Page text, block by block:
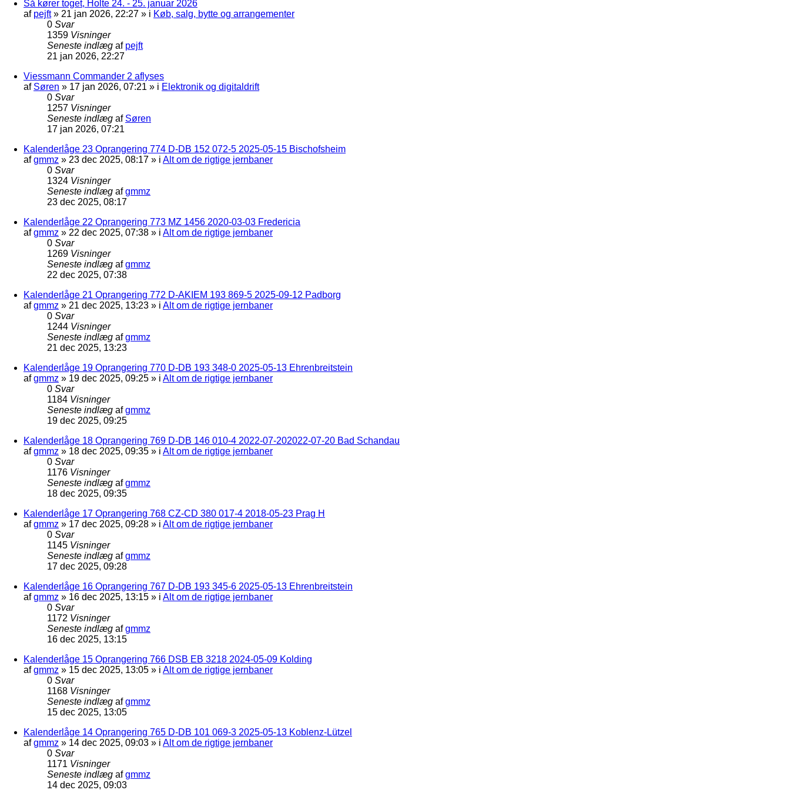
Så kører toget, Holte 24. - 25. januar 2026
af pejft» 21 jan 2026, 22:27 » i Køb, salg, bytte og arrangementer
0 Svar
1359 Visninger
Seneste indlæg af pejft
21 jan 2026, 22:27
Viessmann Commander 2 aflyses
af Søren » 17 jan 2026, 07:21 » i Elektronik og digitaldrift
0 Svar
1257 Visninger
Seneste indlæg af Søren
17 jan 2026, 07:21
Kalenderlåge 23 Oprangering 774 D-DB 152 072-5 2025-05-15 Bischofsheim
afgmmz » 23 dec 2025, 08:17 » i Alt om de rigtige jernbaner
0 Svar
1324 Visninger
Seneste indlæg afgmmz
23 dec 2025, 08:17
Kalenderlåge 22 Oprangering 773 MZ 1456 2020-03-03 Fredericia
afgmmz » 22 dec 2025, 07:38 » i Alt om de rigtige jernbaner
0 Svar
1269 Visninger
Seneste indlæg afgmmz
22 dec 2025, 07:38
Kalenderlåge 21 Oprangering 772 D-AKIEM 193 869-5 2025-09-12 Padborg
afgmmz » 21 dec 2025, 13:23 » i Alt om de rigtige jernbaner
0 Svar
1244 Visninger
Seneste indlæg afgmmz
21 dec 2025, 13:23
Kalenderlåge 19 Oprangering 770 D-DB 193 348-0 2025-05-13 Ehrenbreitstein
afgmmz » 19 dec 2025, 09:25 » i Alt om de rigtige jernbaner
0 Svar
1184 Visninger
Seneste indlæg afgmmz
19 dec 2025, 09:25
Kalenderlåge 18 Oprangering 769 D-DB 146 010-4 2022-07-202022-07-20 Bad Schandau
afgmmz » 18 dec 2025, 09:35 » i Alt om de rigtige jernbaner
0 Svar
1176 Visninger
Seneste indlæg afgmmz
18 dec 2025, 09:35
Kalenderlåge 17 Oprangering 768 CZ-CD 380 017-4 2018-05-23 Prag H
afgmmz » 17 dec 2025, 09:28 » i Alt om de rigtige jernbaner
0 Svar
1145 Visninger
Seneste indlæg afgmmz
17 dec 2025, 09:28
Kalenderlåge 16 Oprangering 767 D-DB 193 345-6 2025-05-13 Ehrenbreitstein
afgmmz » 16 dec 2025, 13:15 » i Alt om de rigtige jernbaner
0 Svar
1172 Visninger
Seneste indlæg afgmmz
16 dec 2025, 13:15
Kalenderlåge 15 Oprangering 766 DSB EB 3218 2024-05-09 Kolding
afgmmz » 15 dec 2025, 13:05 » i Alt om de rigtige jernbaner
0 Svar
1168 Visninger
Seneste indlæg afgmmz
15 dec 2025, 13:05
Kalenderlåge 14 Oprangering 765 D-DB 101 069-3 2025-05-13 Koblenz-Lützel
afgmmz » 14 dec 2025, 09:03 » i Alt om de rigtige jernbaner
0 Svar
1171 Visninger
Seneste indlæg afgmmz
14 dec 2025, 09:03